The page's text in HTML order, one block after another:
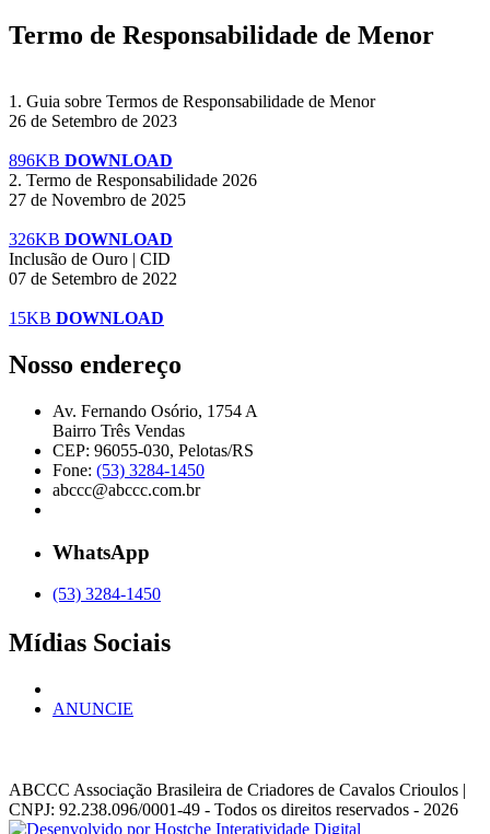
Termo de Responsabilidade de Menor
1. Guia sobre Termos de Responsabilidade de Menor
26 de Setembro de 2023
896KB DOWNLOAD
2. Termo de Responsabilidade 2026
27 de Novembro de 2025
326KB DOWNLOAD
Inclusão de Ouro | CID
07 de Setembro de 2022
15KB DOWNLOAD
Nosso endereço
Av. Fernando Osório, 1754 A
Bairro Três Vendas
CEP: 96055-030, Pelotas/RS
Fone: (53) 3284-1450
abccc@abccc.com.br
WhatsApp
(53) 3284-1450
Mídias Sociais
ANUNCIE
ABCCC Associação Brasileira de Criadores de Cavalos Crioulos |
CNPJ: 92.238.096/0001-49 - Todos os direitos reservados - 2026